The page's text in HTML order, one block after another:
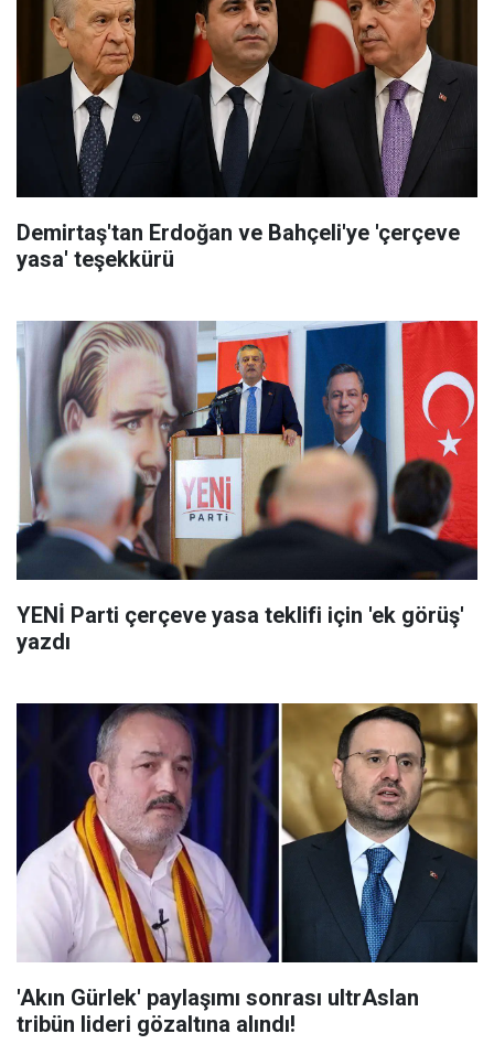
Demirtaş'tan Erdoğan ve Bahçeli'ye 'çerçeve
yasa' teşekkürü
YENİ Parti çerçeve yasa teklifi için 'ek görüş'
yazdı
'Akın Gürlek' paylaşımı sonrası ultrAslan
tribün lideri gözaltına alındı!